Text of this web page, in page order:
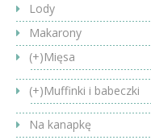
Lody
Makarony
(+)Mięsa
(+)Muffinki i babeczki
Na kanapkę